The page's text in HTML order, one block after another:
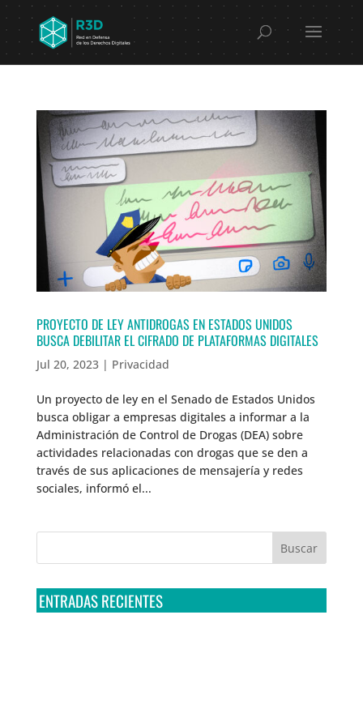
PROYECTO DE LEY ANTIDROGAS EN ESTADOS UNIDOS
BUSCA DEBILITAR EL CIFRADO DE PLATAFORMAS DIGITALES
Jul 20, 2023| Privacidad
Un proyecto de ley en el Senado de Estados Unidos
busca obligar a empresas digitales a informar a la
Administración de Control de Drogas (DEA) sobre
actividades relacionadas con drogas que se den a
través de sus aplicaciones de mensajería y redes
sociales, informó el...
ENTRADAS RECIENTES